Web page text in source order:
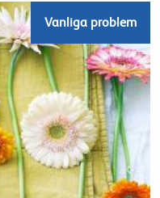
Vanliga problem